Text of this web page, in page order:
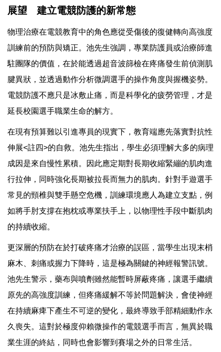
展望 建立電競防護的新常態
物理治療在電競教育中的角色應從受傷後的復健轉向高強度
訓練前的預防與矯正。池先生強調，專業防護員或治療師進
駐團隊的價值，在於能透過超音波篩檢在疼痛發生前偵測肌
腱異狀，並透過動作分析微調選手的操作角度與握機姿勢。
電競防護不應只是冰敷止痛，而是科學化的疲勞管理，才是
延長校園選手職業生命的解方。
在現有預算難以引進專員的現實下，教育端應先落實對抗性
伸展<註四>的自救。池先生指出，學生必須理解大多的病理
成因是來自慢性累積。因此應定期對長期收縮緊繃的肌肉進
行拉伸，同時強化長期被拉長而無力的肌肉。針對手遊選手
常見的頸椎與雙手懸空危機，訓練環境應人為建立支點，例
如將手肘支撐在抱枕或專業扶手上，以物理性手段中斷肌肉
的持續收縮。
更深層的預防在於打破疼痛才治療的誤區，當學生出現末梢
麻木、刺痛或握力下降時，這是極為關鍵的神經報警訊號。
池先生警示，藥布與噴劑雖然能暫時屏蔽疼痛，讓選手繼續
原先的高強度訓練，但疼痛緩解不等於問題解決，會使神經
在持續麻痺下產生不可逆的變化，最終導致手部精細動作永
久喪失。這對於極度仰賴微操作的電競選手而言，無異於職
業生涯的終結，同時也會影響到賽場之外的日常生活。